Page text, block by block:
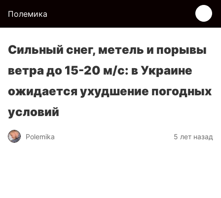
Полемика
Сильный снег, метель и порывы
ветра до 15-20 м/с: в Украине
ожидается ухудшение погодных
условий
Polemika 5 лет назад